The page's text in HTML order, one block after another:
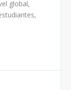
global,